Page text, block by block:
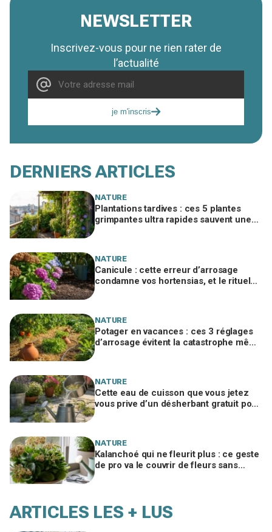
NEWSLETTER
Inscrivez-vous pour ne rien rater de
l’actualité
je m'inscris
DERNIERS ARTICLES
NATURE
Plantations tardives : ces 5 plantes
grimpantes ultra rapides sauvent une
NATURE
Canicule : cette erreur d’arrosage
condamne vos hortensias, et le rituel
NATURE
Potager en vacances : ces 3 réglages
d’arrosage évitent la catastrophe même
NATURE
Cette eau de cuisson que vous jetez
vous prive d’un désherbant gratuit pour
NATURE
Kalanchoé qui ne fleurit plus : ce geste
de pro va le couvrir de fleurs sans
ARTICLES LES + LUS